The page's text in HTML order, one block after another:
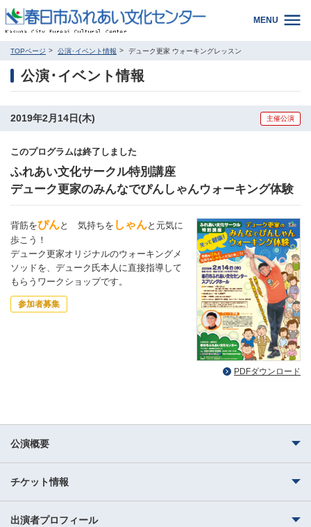
MENU
TOPページ 公演･イベント情報 デューク更家 ウォーキングレッスン
公演･イベント情報
2019年2月14日(木) 主催公演
このプログラムは終了しました
ふれあい文化サークル特別講座
デューク更家のみんなでぴんしゃんウォーキング体験
背筋をぴんと 気持ちを しゃんと元気に
歩こう！
デューク更家オリジナルのウォーキングメ
ソッドを、デューク氏本人に直接指導して
もらうワークショップです。
参加者募集
PDFダウンロード
公演概要
チケット情報
出演者プロフィール